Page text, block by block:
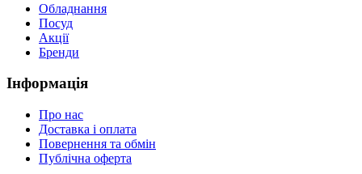
Обладнання
Посуд
Акції
Бренди
Інформація
Про нас
Доставка і оплата
Повернення та обмін
Публічна оферта